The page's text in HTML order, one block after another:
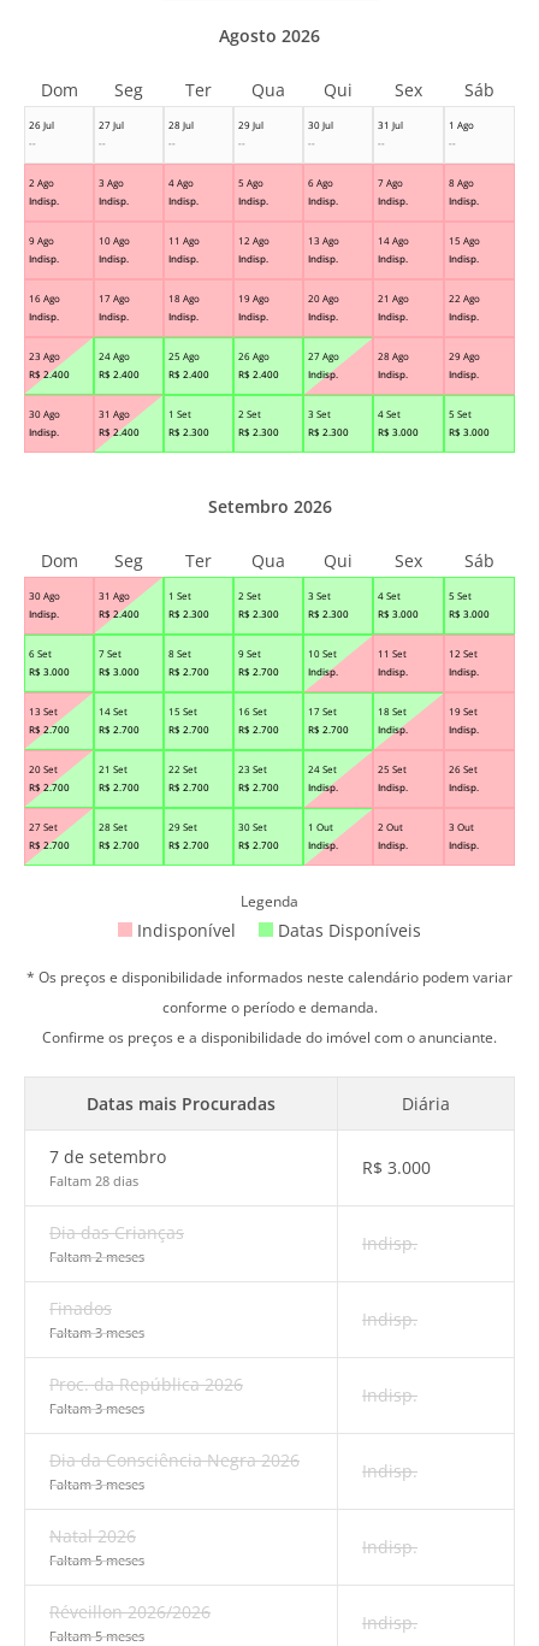
26 Jul
--
27 Jul
--
28 Jul
--
29 Jul
--
30 Jul
--
31 Jul
--
1 Ago
--
2 Ago
Indisp.
3 Ago
Indisp.
4 Ago
Indisp.
5 Ago
Indisp.
6 Ago
Indisp.
7 Ago
Indisp.
8 Ago
Indisp.
9 Ago
Indisp.
10 Ago
Indisp.
11 Ago
Indisp.
12 Ago
Indisp.
13 Ago
Indisp.
14 Ago
Indisp.
15 Ago
Indisp.
16 Ago
Indisp.
17 Ago
Indisp.
18 Ago
Indisp.
19 Ago
Indisp.
20 Ago
Indisp.
21 Ago
Indisp.
22 Ago
Indisp.
23 Ago
R$ 2.400
24 Ago
R$ 2.400
25 Ago
R$ 2.400
26 Ago
R$ 2.400
27 Ago
Indisp.
28 Ago
Indisp.
29 Ago
Indisp.
30 Ago
Indisp.
31 Ago
R$ 2.400
1 Set
R$ 2.300
2 Set
R$ 2.300
3 Set
R$ 2.300
4 Set
R$ 3.000
5 Set
R$ 3.000
Agosto 2026
Dom Seg Ter Qua Qui Sex Sáb
30 Ago
Indisp.
31 Ago
R$ 2.400
1 Set
R$ 2.300
2 Set
R$ 2.300
3 Set
R$ 2.300
4 Set
R$ 3.000
5 Set
R$ 3.000
6 Set
R$ 3.000
7 Set
R$ 3.000
8 Set
R$ 2.700
9 Set
R$ 2.700
10 Set
Indisp.
11 Set
Indisp.
12 Set
Indisp.
13 Set
R$ 2.700
14 Set
R$ 2.700
15 Set
R$ 2.700
16 Set
R$ 2.700
17 Set
R$ 2.700
18 Set
Indisp.
19 Set
Indisp.
20 Set
R$ 2.700
21 Set
R$ 2.700
22 Set
R$ 2.700
23 Set
R$ 2.700
24 Set
Indisp.
25 Set
Indisp.
26 Set
Indisp.
27 Set
R$ 2.700
28 Set
R$ 2.700
29 Set
R$ 2.700
30 Set
R$ 2.700
1 Out
Indisp.
2 Out
Indisp.
3 Out
Indisp.
Setembro 2026
Dom Seg Ter Qua Qui Sex Sáb
Legenda
Indisponível Datas Disponíveis
* Os preços e disponibilidade informados neste calendário podem variar
conforme o período e demanda.
Confirme os preços e a disponibilidade do imóvel com o anunciante.
Datas mais Procuradas Diária
7 de setembro
Faltam 28 dias
R$ 3.000
Dia das Crianças
Faltam 2 meses
Indisp.
Finados
Faltam 3 meses
Indisp.
Proc. da República 2026
Faltam 3 meses
Indisp.
Dia da Consciência Negra 2026
Faltam 3 meses
Indisp.
Natal 2026
Faltam 5 meses
Indisp.
Réveillon 2026/2026
Faltam 5 meses
Indisp.